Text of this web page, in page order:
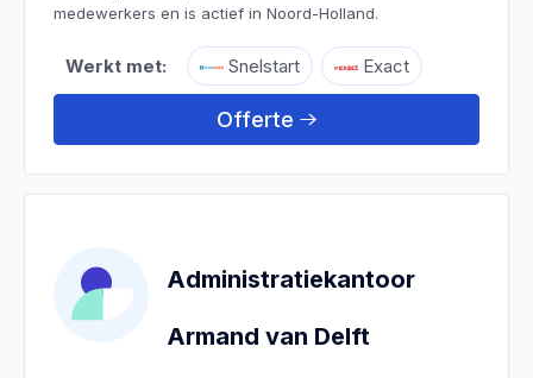
medewerkers en is actief in Noord-Holland.
Werkt met: Snelstart Exact
Offerte
Administratiekantoor
Armand van Delft